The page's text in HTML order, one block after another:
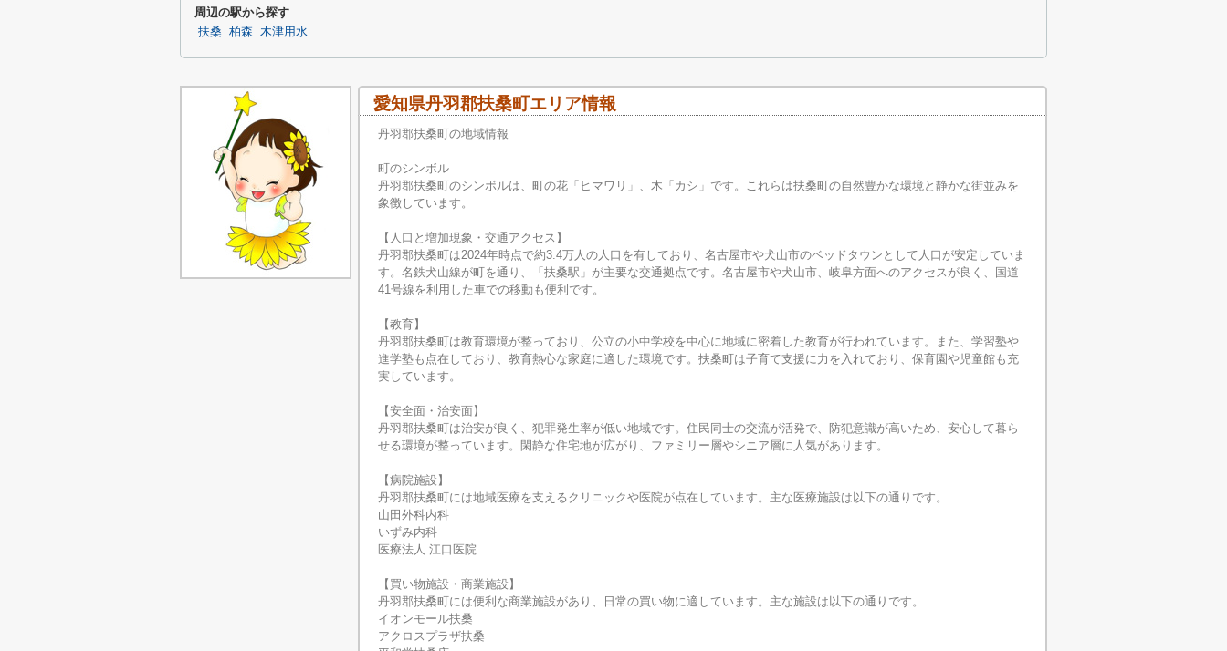
周辺の駅から探す
扶桑 柏森 木津用水
愛知県丹羽郡扶桑町エリア情報
丹羽郡扶桑町の地域情報
町のシンボル
丹羽郡扶桑町のシンボルは、町の花「ヒマワリ」、木「カシ」です。これらは扶桑町の自然豊かな環境と静かな街並みを
象徴しています。
【人口と増加現象・交通アクセス】
丹羽郡扶桑町は2024年時点で約3.4万人の人口を有しており、名古屋市や犬山市のベッドタウンとして人口が安定していま
す。名鉄犬山線が町を通り、「扶桑駅」が主要な交通拠点です。名古屋市や犬山市、岐阜方面へのアクセスが良く、国道
41号線を利用した車での移動も便利です。
【教育】
丹羽郡扶桑町は教育環境が整っており、公立の小中学校を中心に地域に密着した教育が行われています。また、学習塾や
進学塾も点在しており、教育熱心な家庭に適した環境です。扶桑町は子育て支援に力を入れており、保育園や児童館も充
実しています。
【安全面・治安面】
丹羽郡扶桑町は治安が良く、犯罪発生率が低い地域です。住民同士の交流が活発で、防犯意識が高いため、安心して暮ら
せる環境が整っています。閑静な住宅地が広がり、ファミリー層やシニア層に人気があります。
【病院施設】
丹羽郡扶桑町には地域医療を支えるクリニックや医院が点在しています。主な医療施設は以下の通りです。
山田外科内科
いずみ内科
医療法人 江口医院
【買い物施設・商業施設】
丹羽郡扶桑町には便利な商業施設があり、日常の買い物に適しています。主な施設は以下の通りです。
イオンモール扶桑
アクロスプラザ扶桑